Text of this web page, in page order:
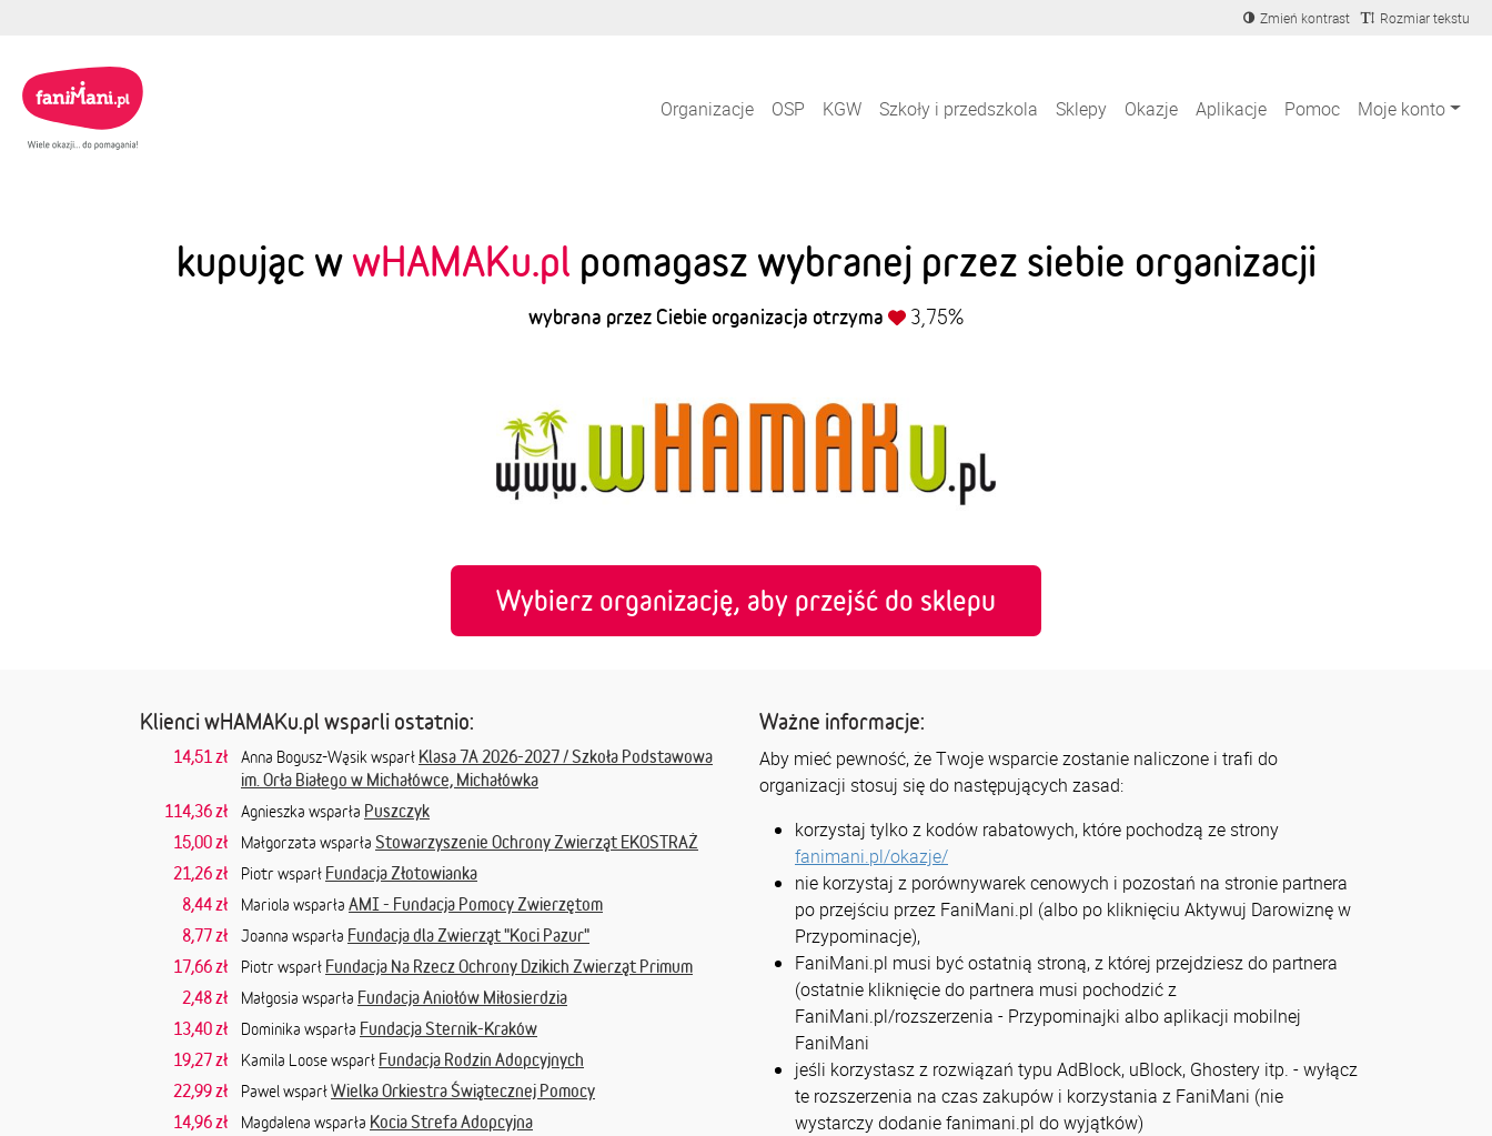
Zmień kontrast Rozmiar tekstu
Organizacje OSP KGW Szkoły i przedszkola Sklepy Okazje Aplikacje Pomoc Moje konto
kupując wwHAMAKu.pl pomagasz wybranej przez siebie organizacji
wybrana przez Ciebie organizacja otrzyma 3,75%
Wybierz organizację, aby przejść do sklepu
Klienci wHAMAKu.pl wsparli ostatnio:
14,51 zł Anna Bogusz-Wąsik wsparł Klasa 7A 2026-2027 / Szkoła Podstawowa
im. Orła Białego w Michałówce, Michałówka
114,36 zł
Agnieszka wsparła Puszczyk
15,00 zł
Małgorzata wsparła Stowarzyszenie Ochrony Zwierząt EKOSTRAŻ
21,26 zł
Piotr wsparł Fundacja Złotowianka
8,44 zł
Mariola wsparła AMI - Fundacja Pomocy Zwierzętom
8,77 zł
Joanna wsparła Fundacja dla Zwierząt "Koci Pazur"
17,66 zł
Piotr wsparł Fundacja Na Rzecz Ochrony Dzikich Zwierząt Primum
2,48 zł
Małgosia wsparła Fundacja Aniołów Miłosierdzia
13,40 zł
Dominika wsparła Fundacja Sternik-Kraków
19,27 zł
Kamila Loose wsparł Fundacja Rodzin Adopcyjnych
22,99 zł
Pawel wsparłWielka Orkiestra Świątecznej Pomocy
14,96 zł
Magdalena wsparła Kocia Strefa Adopcyjna
Ważne informacje:
Aby mieć pewność, że Twoje wsparcie zostanie naliczone i trafi do
organizacji stosuj się do następujących zasad:
korzystaj tylko z kodów rabatowych, które pochodzą ze strony
fanimani.pl/okazje/
nie korzystaj z porównywarek cenowych i pozostań na stronie partnera
po przejściu przez FaniMani.pl (albo po kliknięciu Aktywuj Darowiznę w
Przypominacje),
FaniMani.pl musi być ostatnią stroną, z której przejdziesz do partnera
(ostatnie kliknięcie do partnera musi pochodzić z
FaniMani.pl/rozszerzenia - Przypominajki albo aplikacji mobilnej
FaniMani
jeśli korzystasz z rozwiązań typu AdBlock, uBlock, Ghostery itp. - wyłącz
te rozszerzenia na czas zakupów i korzystania z FaniMani (nie
wystarczy dodanie fanimani.pl do wyjątków)